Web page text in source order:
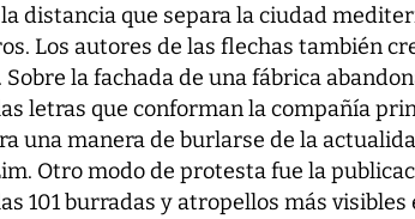
distancia que separa la ciudad
Los autores de las flechas también
la fachada de una fábrica
letras que conforman la compañía
una manera de burlarse de la
Otro modo de protesta fue la
101 burradas y atropellos más visibles